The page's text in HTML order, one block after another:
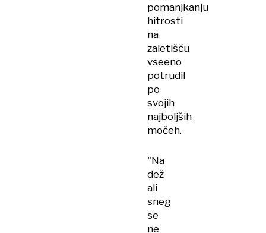
pomanjkanju
hitrosti
na
zaletišču
vseeno
potrudil
po
svojih
najboljših
močeh.
"Na
dež
ali
sneg
se
ne